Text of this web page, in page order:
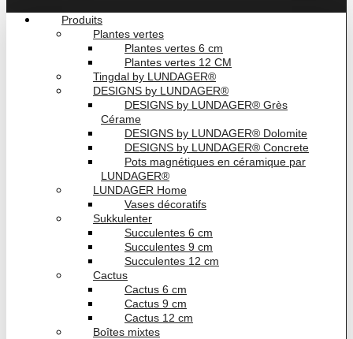
Produits
Plantes vertes
Plantes vertes 6 cm
Plantes vertes 12 CM
Tingdal by LUNDAGER®
DESIGNS by LUNDAGER®
DESIGNS by LUNDAGER® Grès
Cérame
DESIGNS by LUNDAGER® Dolomite
DESIGNS by LUNDAGER® Concrete
Pots magnétiques en céramique par
LUNDAGER®
LUNDAGER Home
Vases décoratifs
Sukkulenter
Succulentes 6 cm
Succulentes 9 cm
Succulentes 12 cm
Cactus
Cactus 6 cm
Cactus 9 cm
Cactus 12 cm
Boîtes mixtes